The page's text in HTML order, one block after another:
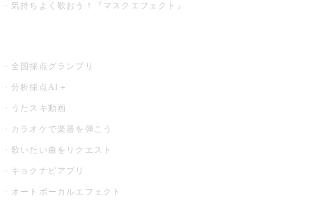
気持ちよく歌おう！『マスクエフェクト』
全国採点グランプリ
分析採点AI＋
うたスキ動画
カラオケで楽器を弾こう
歌いたい曲をリクエスト
キョクナビアプリ
オートボーカルエフェクト